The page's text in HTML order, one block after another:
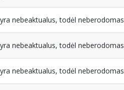
nebeaktualus, todėl neberodomas
nebeaktualus, todėl neberodomas
nebeaktualus, todėl neberodomas